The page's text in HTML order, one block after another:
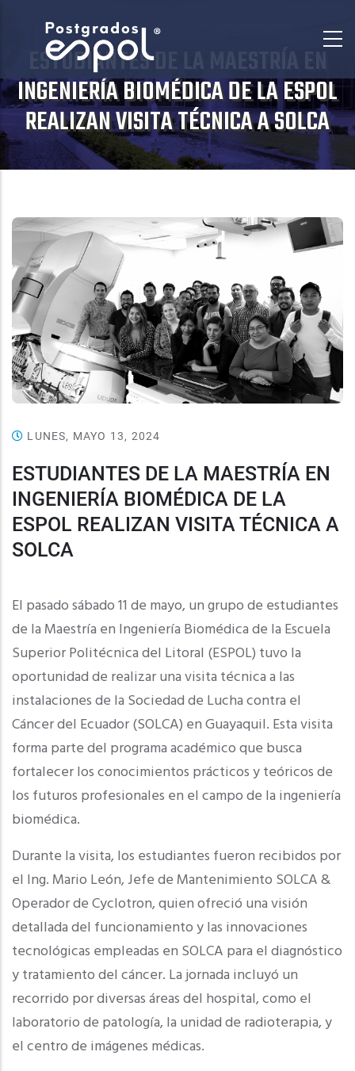
contenido
principal
ESTUDIANTES DE LA MAESTRÍA EN
INGENIERÍA BIOMÉDICA DE LA ESPOL
REALIZAN VISITA TÉCNICA A SOLCA
LUNES, MAYO 13, 2024
ESTUDIANTES DE LA MAESTRÍA EN
INGENIERÍA BIOMÉDICA DE LA
ESPOL REALIZAN VISITA TÉCNICA A
SOLCA
El pasado sábado 11 de mayo, un grupo de estudiantes
de la Maestría en Ingeniería Biomédica de la Escuela
Superior Politécnica del Litoral (ESPOL) tuvo la
oportunidad de realizar una visita técnica a las
instalaciones de la Sociedad de Lucha contra el
Cáncer del Ecuador (SOLCA) en Guayaquil. Esta visita
forma parte del programa académico que busca
fortalecer los conocimientos prácticos y teóricos de
los futuros profesionales en el campo de la ingeniería
biomédica.
Durante la visita, los estudiantes fueron recibidos por
el Ing. Mario León, Jefe de Mantenimiento SOLCA &
Operador de Cyclotron, quien ofreció una visión
detallada del funcionamiento y las innovaciones
tecnológicas empleadas en SOLCA para el diagnóstico
y tratamiento del cáncer. La jornada incluyó un
recorrido por diversas áreas del hospital, como el
laboratorio de patología, la unidad de radioterapia, y
el centro de imágenes médicas.